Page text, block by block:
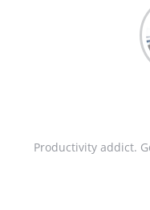
Productivity addict.